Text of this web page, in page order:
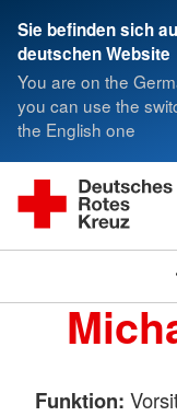
Sie befinden sich
deutschen Website
You are on the
you can use the
the English one
Funktion: